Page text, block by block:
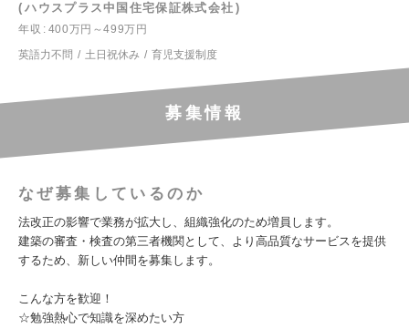
ハウスプラス中国住宅保証株式会社
年収
400万円～499万円
英語力不問
土日祝休み 育児支援制度
募集情報
なぜ募集しているのか
法改正の影響で業務が拡大し、組織強化のため増員します。
建築の審査・検査の第三者機関として、より高品質なサービスを提供
するため、新しい仲間を募集します。
こんな方を歓迎！
☆勉強熱心で知識を深めたい方